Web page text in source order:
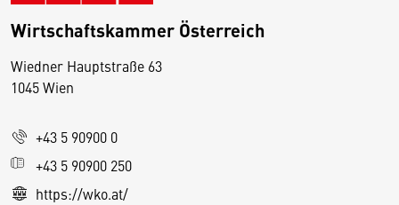
Wirtschaftskammer Österreich
Wiedner Hauptstraße 63
1045 Wien
+43 5 90900 0
+43 5 90900 250
https://wko.at/
D
s
e
S